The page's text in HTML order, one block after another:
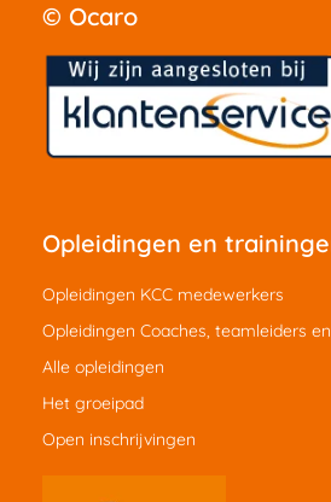
© Ocaro
Opleidingen en
Opleidingen KCC medewerkers
Opleidingen Coaches, teamleiders
Alle opleidingen
Het groeipad
Open inschrijvingen